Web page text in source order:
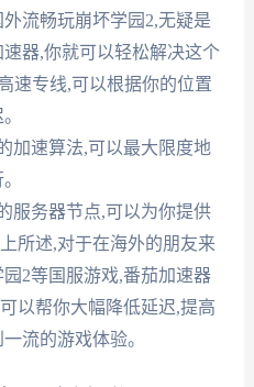
流畅玩崩坏学园2,无疑是
器,你就可以轻松解决这个
速专线,可以根据你的位置
加速算法,可以最大限度地
服务器节点,可以为你提供
所述,对于在海外的朋友来
2等国服游戏,番茄加速器
以帮你大幅降低延迟,提高
流的游戏体验。